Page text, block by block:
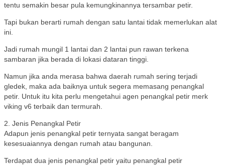
tentu semakin besar pula kemungkinannya tersambar petir.
Tapi bukan berarti rumah dengan satu lantai tidak memerlukan alat
ini.
Jadi rumah mungil 1 lantai dan 2 lantai pun rawan terkena
sambaran jika berada di lokasi dataran tinggi.
Namun jika anda merasa bahwa daerah rumah sering terjadi
gledek, maka ada baiknya untuk segera memasang penangkal
petir. Untuk itu kita perlu mengetahui agen penangkal petir merk
viking v6 terbaik dan termurah.
2. Jenis Penangkal Petir
Adapun jenis penangkal petir ternyata sangat beragam
kesesuaiannya dengan rumah atau bangunan.
Terdapat dua jenis penangkal petir yaitu penangkal petir